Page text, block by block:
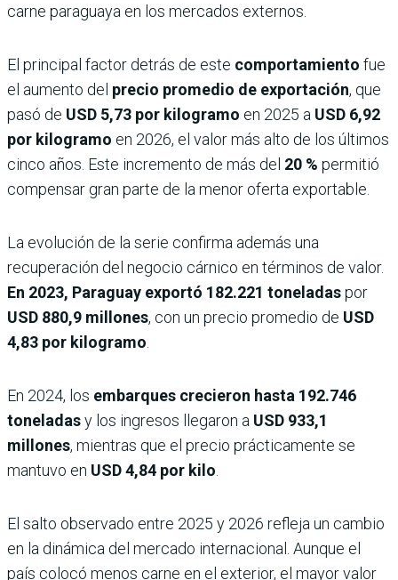
carne paraguaya en los mercados externos.
El principal factor detrás de este comportamiento fue
el aumento del precio promedio de exportación, que
pasó de USD 5,73 por kilogramo en 2025 a USD 6,92
por kilogramo en 2026, el valor más alto de los últimos
cinco años. Este incremento de más del 20 % permitió
compensar gran parte de la menor oferta exportable.
La evolución de la serie confirma además una
recuperación del negocio cárnico en términos de valor.
En 2023, Paraguay exportó 182.221 toneladaspor
USD 880,9 millones, con un precio promedio de USD
4,83 por kilogramo
En 2024, los embarques crecieron hasta 192.746
toneladasy los ingresos llegaron a USD 933,1
millones, mientras que el precio prácticamente se
mantuvo en USD 4,84 por kilo
El salto observado entre 2025 y 2026 refleja un cambio
en la dinámica del mercado internacional. Aunque el
país colocó menos carne en el exterior, el mayor valor